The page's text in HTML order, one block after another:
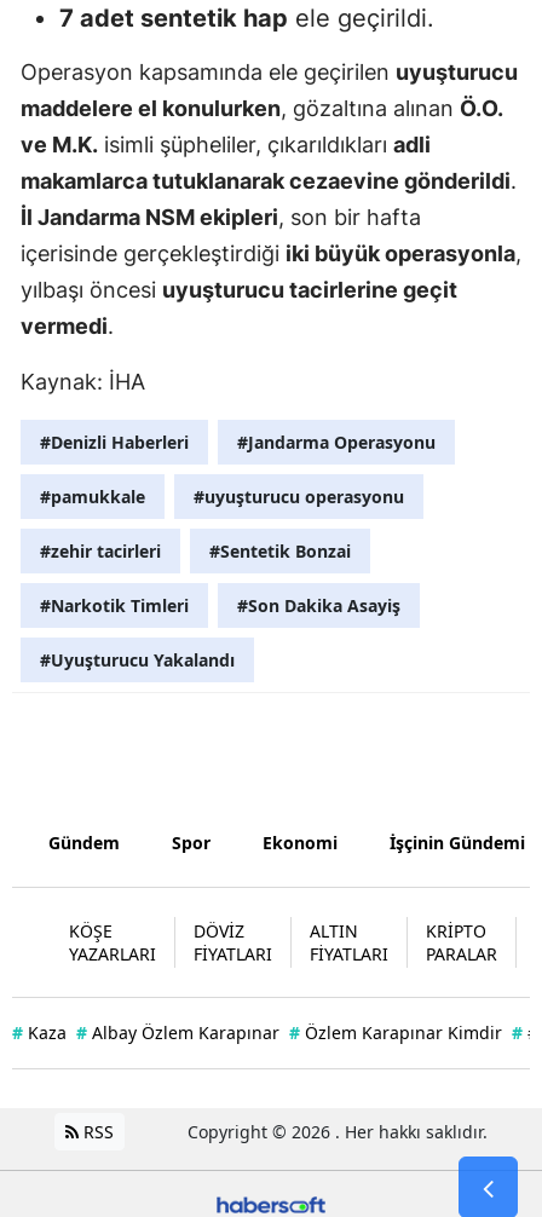
Konya
Kütahya
Malatya
Muş
Nevşehir
Tokat
Tunceli
Uşak
Van
7 adet sentetik hap ele geçirildi.
Operasyon kapsamında ele geçirilen uyuşturucu
maddelere el konulurken, gözaltına alınan Ö.O.
ve M.K. isimli şüpheliler, çıkarıldıkları adli
makamlarca tutuklanarak cezaevine gönderildi.
İl Jandarma NSM ekipleri, son bir hafta
içerisinde gerçekleştirdiği iki büyük operasyonla,
yılbaşı öncesi uyuşturucu tacirlerine geçit
vermedi.
Kaynak: İHA
#Denizli Haberleri #Jandarma Operasyonu
#pamukkale #uyuşturucu operasyonu
#zehir tacirleri #Sentetik Bonzai
#Narkotik Timleri #Son Dakika Asayiş
#Uyuşturucu Yakalandı
Gündem Spor Ekonomi İşçinin Gündemi
KÖŞE
YAZARLARI
DÖVİZ
FİYATLARI
ALTIN
FİYATLARI
KRİPTO
PARALAR
# Kaza # Albay Özlem Karapınar # Özlem Karapınar Kimdir #
RSS Copyright © 2026 . Her hakkı saklıdır.